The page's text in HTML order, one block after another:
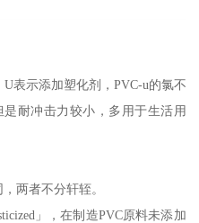
表示添加塑化剂，PVC-u的氯不
耐冲击力较小，多用于生活用
两者不分轩轾。
」，在制造PVC原料未添加